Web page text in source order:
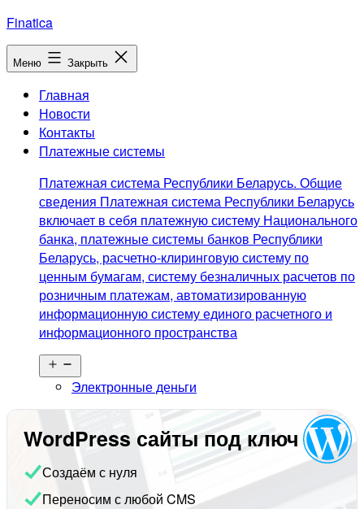
Перейти
к
содержимому
Finatica
Меню Закрыть
Главная
Новости
Контакты
Платежные системы
Платежная система Республики Беларусь. Общие
сведения Платежная система Республики Беларусь
включает в себя платежную систему Национального
банка, платежные системы банков Республики
Беларусь, расчетно-клиринговую систему по
ценным бумагам, систему безналичных расчетов по
розничным платежам, автоматизированную
информационную систему единого расчетного и
информационного пространства
меню
Электронные деньги
WordPress сайты под ключ
Создаём с нуля
Переносим с любой CMS